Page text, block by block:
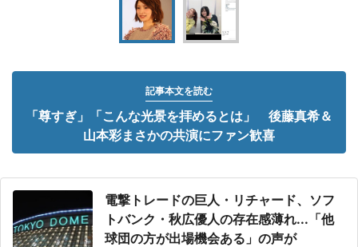
記事本文を読む
「尊すぎ」「こんな光景を拝めるとは」 後藤真希＆
山本彩まさかの共演にファン歓喜
電撃トレードの巨人・リチャード、ソフ
トバンク・秋広優人の存在感薄れ...「他
球団の方が出場機会ある」の声が